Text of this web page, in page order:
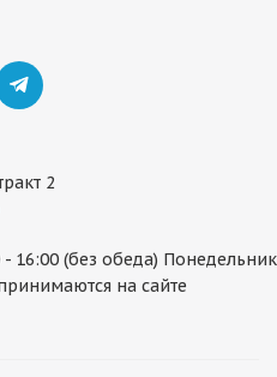
2
16:00 (без обеда) Понедельник
на сайте